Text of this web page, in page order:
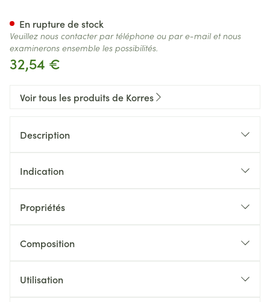
32,54 €
En rupture de stock
Veuillez nous contacter par téléphone ou par e-mail et nous
examinerons ensemble les possibilités.
Voir tous les produits de Korres
Description
Indication
Propriétés
Composition
Utilisation